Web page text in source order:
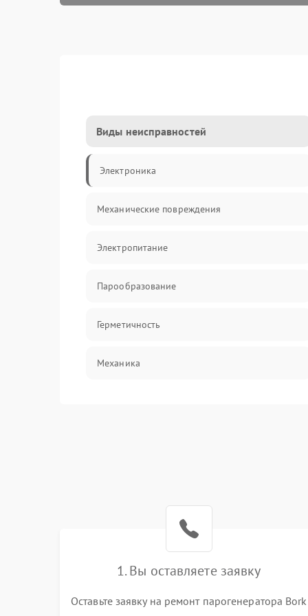
Виды неисправностей
Электроника
Механические повреждения
Электропитание
Парообразование
Герметичность
Механика
1. Вы оставляете заявку
Оставьте заявку на ремонт парогенератора Bork